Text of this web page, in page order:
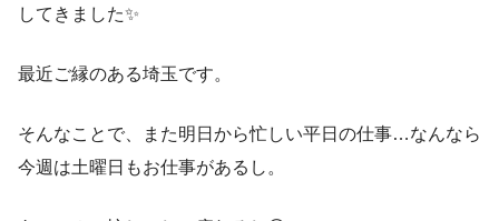
してきました✨
最近ご縁のある埼玉です。
そんなことで、また明日から忙しい平日の仕事…なんなら
今週は土曜日もお仕事があるし。